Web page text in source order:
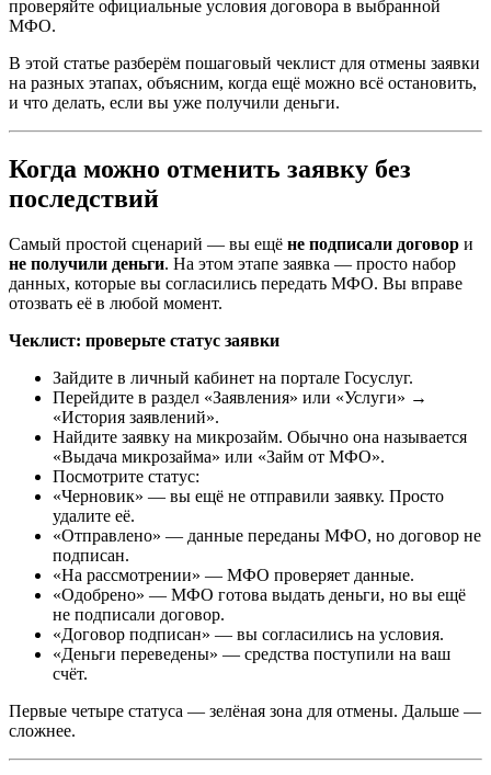
проверяйте официальные условия договора в выбранной
МФО.
В этой статье разберём пошаговый чеклист для отмены заявки
на разных этапах, объясним, когда ещё можно всё остановить,
и что делать, если вы уже получили деньги.
Когда можно отменить заявку без
последствий
Самый простой сценарий — вы ещё не подписали договор и
не получили деньги. На этом этапе заявка — просто набор
данных, которые вы согласились передать МФО. Вы вправе
отозвать её в любой момент.
Чеклист: проверьте статус заявки
Зайдите в личный кабинет на портале Госуслуг.
Перейдите в раздел «Заявления» или «Услуги» →
«История заявлений».
Найдите заявку на микрозайм. Обычно она называется
«Выдача микрозайма» или «Займ от МФО».
Посмотрите статус:
«Черновик» — вы ещё не отправили заявку. Просто
удалите её.
«Отправлено» — данные переданы МФО, но договор не
подписан.
«На рассмотрении» — МФО проверяет данные.
«Одобрено» — МФО готова выдать деньги, но вы ещё
не подписали договор.
«Договор подписан» — вы согласились на условия.
«Деньги переведены» — средства поступили на ваш
счёт.
Первые четыре статуса — зелёная зона для отмены. Дальше —
сложнее.